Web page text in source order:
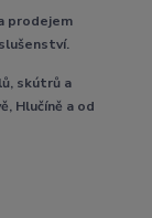
prodejem
skútrů a
Hlučíně a od